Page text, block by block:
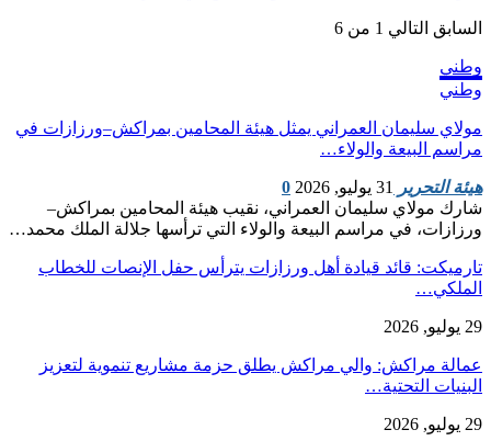
السابق التالي 1 من 6
وطني
وطني
مولاي سليمان العمراني يمثل هيئة المحامين بمراكش–ورزازات في
مراسم البيعة والولاء…
هيئة التحرير 31 يوليو, 2026
0
شارك مولاي سليمان العمراني، نقيب هيئة المحامين بمراكش–
ورزازات، في مراسم البيعة والولاء التي ترأسها جلالة الملك محمد…
تارميكت: قائد قيادة أهل ورزازات يترأس حفل الإنصات للخطاب
الملكي…
29 يوليو, 2026
عمالة مراكش: والي مراكش يطلق حزمة مشاريع تنموية لتعزيز
البنيات التحتية…
29 يوليو, 2026